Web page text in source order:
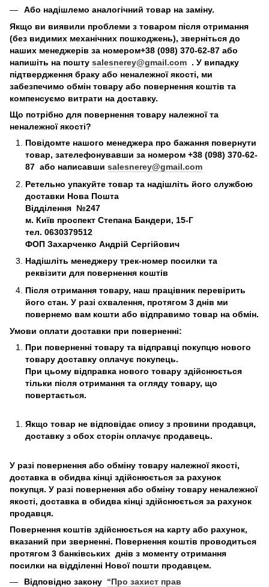
Або надішлемо аналогічний товар на заміну.
Якщо ви виявили проблеми з товаром після отримання
(без видимих механічних пошкоджень), зверніться до
наших менеджерів за номером+38 (098) 370-62-87 або
напишіть на пошту salesnerey@gmail.com . У випадку
підтвердження браку або неналежної якості, ми
забезпечимо обмін товару або повернення коштів та
компенсуємо витрати на доставку.
Що потрібно для повернення товару належної та
неналежної якості?
Повідомте нашого менеджера про бажання повернути
товар, зателефонувавши за номером +38 (098) 370-62-
87 або написавши salesnerey@gmail.com
Ретельно упакуйте товар та надішліть його службою
доставки Нова Пошта
Відділення №247
м. Київ проспект Степана Бандери, 15-Г
тел. 0630379512
ФОП Захарченко Андрій Сергійович
Надішліть менеджеру трек-номер посилки та
реквізити для повернення коштів
Після отримання товару, наш працівник перевірить
його стан. У разі схвалення, протягом 3 днів ми
повернемо вам кошти або відправимо товар на обмін.
Умови оплати доставки при поверненні:
При поверненні товару та відправці покупцю нового
товару доставку оплачує покупець.
При цьому відправка нового товару здійснюється
тільки після отримання та огляду товару, що
повертається.
Якщо товар не відповідає опису з провини продавця,
доставку з обох сторін оплачує продавець.
У разі повернення або обміну товару належної якості,
доставка в обидва кінці здійснюється за рахунок
покупця. У разі повернення або обміну товару неналежної
якості, доставка в обидва кінці здійснюється за рахунок
продавця.
Повернення коштів здійснюється на карту або рахунок,
вказаний при зверненні. Повернення коштів проводиться
протягом 3 банківських днів з моменту отримання
посилки на відділенні Нової пошти продавцем.
Відповідно закону “Про захист прав